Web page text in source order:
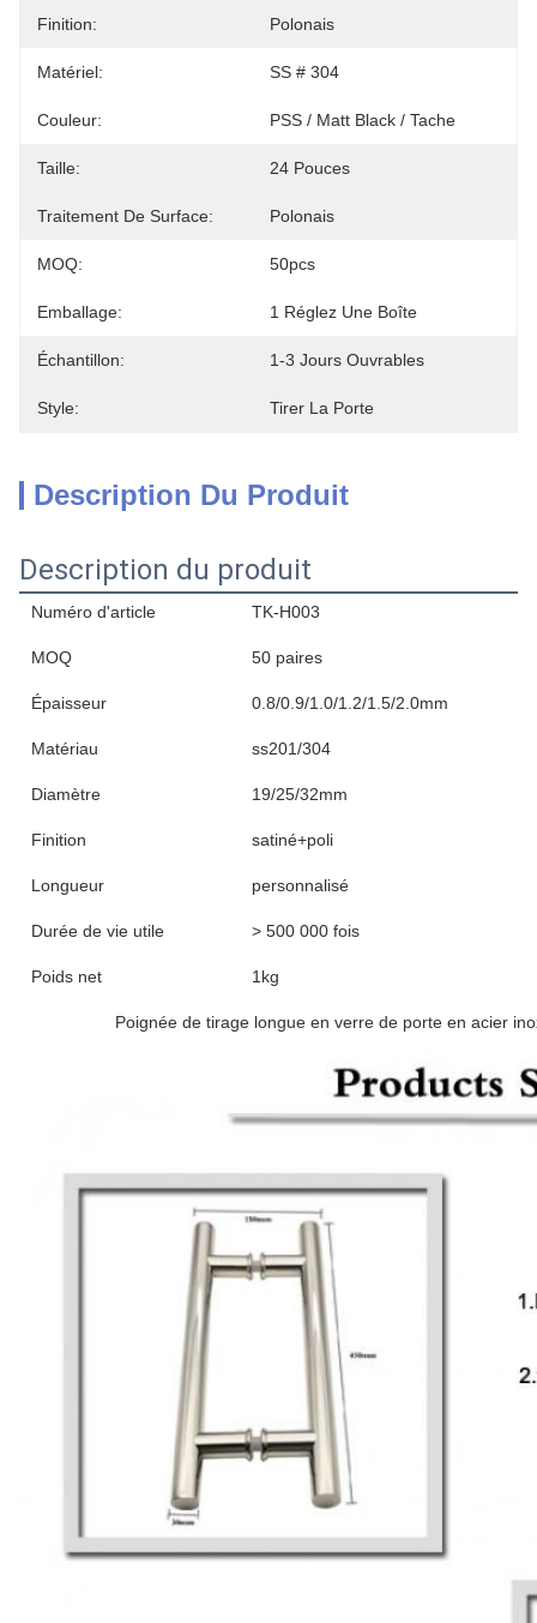
Finition: Polonais
Matériel: SS # 304
Couleur: PSS / Matt Black / Tache
Taille: 24 Pouces
Traitement De Surface: Polonais
MOQ: 50pcs
Emballage: 1 Réglez Une Boîte
Échantillon: 1-3 Jours Ouvrables
Style: Tirer La Porte
Description Du Produit
Description du produit
Numéro d'article TK-H003
MOQ 50 paires
Épaisseur 0.8/0.9/1.0/1.2/1.5/2.0mm
Matériau ss201/304
Diamètre 19/25/32mm
Finition satiné+poli
Longueur personnalisé
Durée de vie utile > 500 000 fois
Poids net 1kg
Poignée de tirage longue en verre de porte en acier